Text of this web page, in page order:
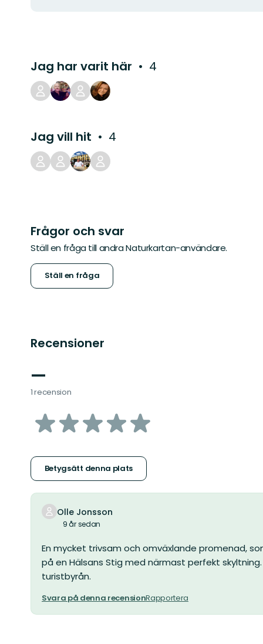
Jag har varit här 4
Jag vill hit 4
Frågor och svar
Ställ en fråga till andra Naturkartan-användare.
Ställ en fråga
Recensioner
—
1 recension
av
stjärnor
Betygsätt denna plats
Olle Jonsson
9 år sedan
En mycket trivsam och omväxlande promenad,
på en Hälsans Stig med närmast perfekt
turistbyrån.
Svara på denna recensionRapportera